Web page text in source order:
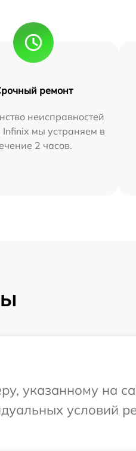
ремонт
неисправностей
Infinix мы устраняем в
2 часов.
указанному на
условий